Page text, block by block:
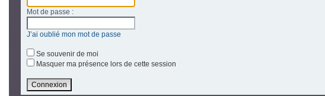
Mot de passe :
J’ai oublié mon mot de passe
Se souvenir de moi
Masquer ma présence lors de cette session